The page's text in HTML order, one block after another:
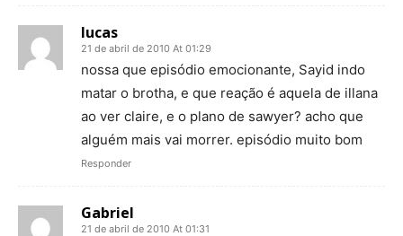
lucas
21 de abril de 2010 At 01:29
nossa que episódio emocionante, Sayid indo
matar o brotha, e que reação é aquela de illana
ao ver claire, e o plano de sawyer? acho que
alguém mais vai morrer. episódio muito bom
Responder
Gabriel
21 de abril de 2010 At 01:31